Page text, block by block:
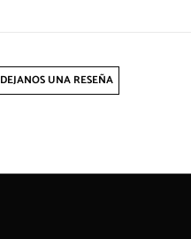
DEJANOS UNA RESEÑA